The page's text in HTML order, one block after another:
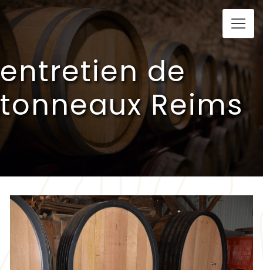
Panneau de gestion des cookies
entretien de
tonneaux Reims